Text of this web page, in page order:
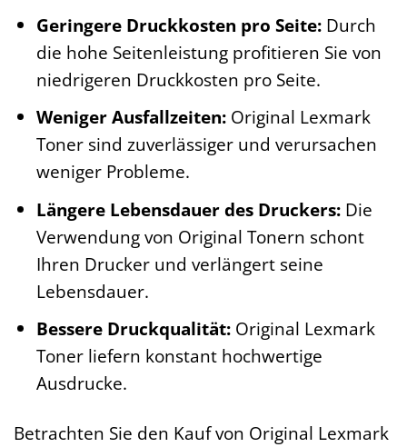
Geringere Druckkosten pro Seite:Durch
die hohe Seitenleistung profitieren Sie von
niedrigeren Druckkosten pro Seite.
Weniger Ausfallzeiten:Original Lexmark
Toner sind zuverlässiger und verursachen
weniger Probleme.
Längere Lebensdauer des Druckers:Die
Verwendung von Original Tonern schont
Ihren Drucker und verlängert seine
Lebensdauer.
Bessere Druckqualität:Original Lexmark
Toner liefern konstant hochwertige
Ausdrucke.
Betrachten Sie den Kauf von Original Lexmark